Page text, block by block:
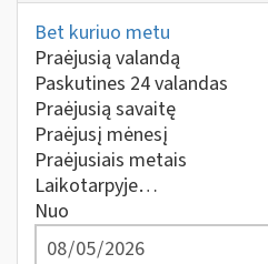
Bet kuriuo metu
Praėjusią valandą
Paskutines 24 valandas
Praėjusią savaitę
Praėjusį mėnesį
Praėjusiais metais
Laikotarpyje…
Nuo